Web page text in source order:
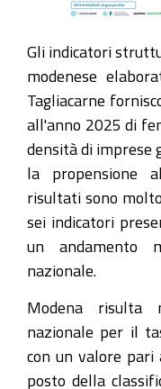
Gli indicatori
modenese
Tagliacarne
all'anno 2025 di
densità di imprese
la propensione
risultati sono
sei indicatori
un andamento
nazionale.
Modena risulta
nazionale per il
con un valore pari
posto della